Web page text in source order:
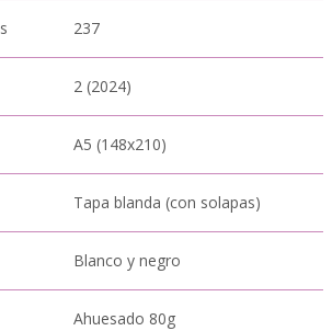
237
2 (2024)
A5 (148x210)
Tapa blanda (con solapas)
Blanco y negro
Ahuesado 80g